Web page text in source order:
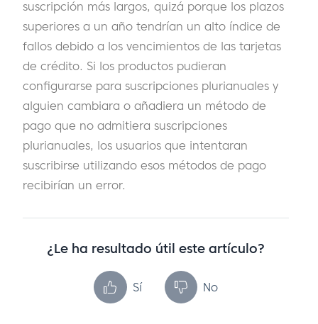
suscripción más largos, quizá porque los plazos
superiores a un año tendrían un alto índice de
fallos debido a los vencimientos de las tarjetas
de crédito. Si los productos pudieran
configurarse para suscripciones plurianuales y
alguien cambiara o añadiera un método de
pago que no admitiera suscripciones
plurianuales, los usuarios que intentaran
suscribirse utilizando esos métodos de pago
recibirían un error.
¿Le ha resultado útil este artículo?
Sí No